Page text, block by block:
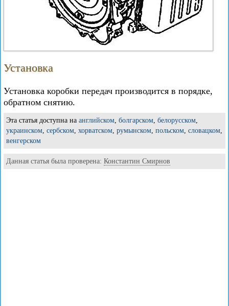
Установка
Установка коробки передач производится в порядке,
обратном снятию.
Эта статья доступна на английском, болгарском, белорусском,
украинском, сербском, хорватском, румынском, польском, словацком,
венгерском
Данная статья была проверена: Константин Смирнов